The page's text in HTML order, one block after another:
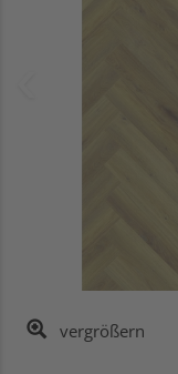
vergrößern